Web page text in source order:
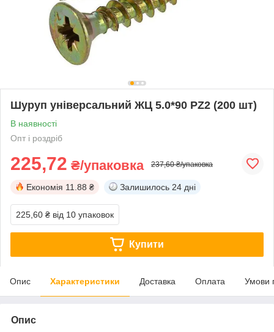
Шуруп універсальний ЖЦ 5.0*90 PZ2 (200 шт)
В наявності
Опт і роздріб
225,72 ₴/упаковка 237,60 ₴/упаковка
Економія 11.88 ₴ Залишилось 24 дні
225,60 ₴ від 10 упаковок
Купити
Опис Характеристики Доставка Оплата Умови
Опис